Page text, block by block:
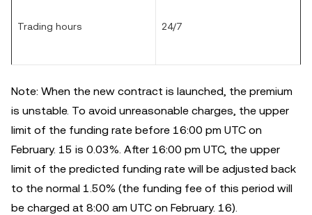
Trading hours 24/7
Note: When the new contract is launched, the premium
is unstable. To avoid unreasonable charges, the upper
limit of the funding rate before 16:00 pm UTC on
February. 15 is 0.03%. After 16:00 pm UTC, the upper
limit of the predicted funding rate will be adjusted back
to the normal 1.50% (the funding fee of this period will
be charged at 8:00 am UTC on February. 16).